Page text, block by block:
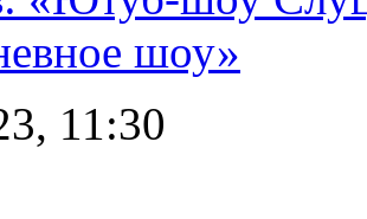
шоу»
11:30